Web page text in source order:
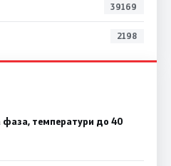
39169
2198
температури до 40